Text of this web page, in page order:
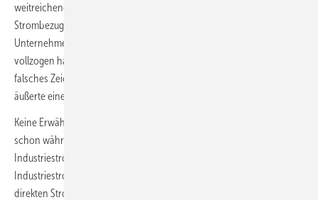
weitreichende Kostenerstattung bei den CO2-Emissionen. „Fossiler
Strombezug wird dadurch weiterhin subventioniert“, warnt der BEE.
Unternehmen, die schon den Umstieg auf erneuerbare Energien
vollzogen hätten, gingen dagegen leer aus. Dies sende „ein völlig
falsches Zeichen“. Auch die Umweltschutzorganisation Greenpeace
äußerte eine ähnliche Kritik.
Keine Erwähnung in der Kritik des Erneuerbaren-Verbandes fand die
schon während der vorangegangenen Debatte um den
Industriestrompreis aus der Branche geäußerte Befürchtung, ein
Industriestrompreis würde die immer wichtigeren langfristigen
direkten Stromabnahmeverträge mit Industrie- und